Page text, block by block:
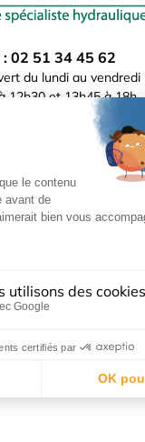
: 02 51 34 45 62
du lundi au vendredi
12h30 et 13h45 à 18h
le vendredi)
du Bocage La Ribotière
Le Poiré sur Vie